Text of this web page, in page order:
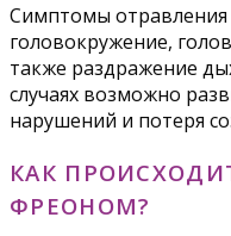
Симптомы
головокружение,
также раздражение
случаях возможно
нарушений и потеря
КАК
ФРЕОНОМ?